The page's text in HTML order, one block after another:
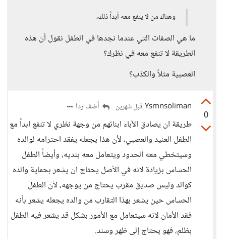
وهناك من لا ينفع معه أبداً ذلك،
ما هي الصفات التي عندما نجدها في الطفل نقول أن هذه
الطريقة لا تنفع معه في نظرك؟
العصبية مثلاً والكذب؟
0
Ysmnsoliman قبل شهرين أضف ردا
طريقة ان يصادق الآباء ابنائهم من وجهة نظري لا تنفع ابداً مع
الطفل العنيد والعصبي، لأن هذا يجعله يفقد احترامه لوالده
وسيتخطي معه الحدود ويتعامل معه بنديه، وأيضاً الطفل
الحساس بزيادة لانه في الأصل يحتاج ان يشعر بحماية والده
كوالد وليس صديق مقرب يحتاج من يوجهه، لأن الطفل
الحساس حين يشعر بهذا التقارب من والده يجعله يشعر بأنه
فقد الأمان لانه سيتعامل مع الأمور بشكل قد يشعر فيه الطفل
بظلم، فهو يحتاج إلى ظهر وسند.